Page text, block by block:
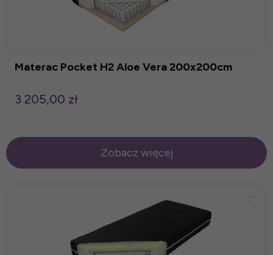
Materac Pocket H2 Aloe Vera 200x200cm
3 205,00 zł
Zobacz więcej